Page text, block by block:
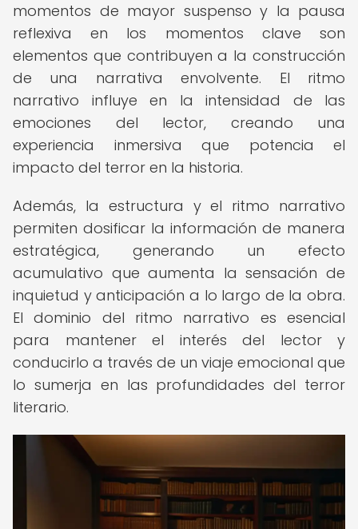
momentos de mayor suspenso y la pausa
reflexiva en los momentos clave son
elementos que contribuyen a la construcción
de una narrativa envolvente. El ritmo
narrativo influye en la intensidad de las
emociones del lector, creando una
experiencia inmersiva que potencia el
impacto del terror en la historia.
Además, la estructura y el ritmo narrativo
permiten dosificar la información de manera
estratégica, generando un efecto
acumulativo que aumenta la sensación de
inquietud y anticipación a lo largo de la obra.
El dominio del ritmo narrativo es esencial
para mantener el interés del lector y
conducirlo a través de un viaje emocional que
lo sumerja en las profundidades del terror
literario.